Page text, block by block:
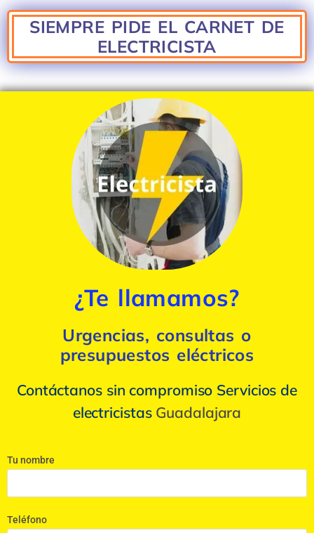
SIEMPRE PIDE EL CARNET DE
ELECTRICISTA
¿Te llamamos?
Urgencias, consultas o
presupuestos eléctricos
Contáctanos sin compromiso Servicios de
electricistas Guadalajara
Tu nombre
Teléfono